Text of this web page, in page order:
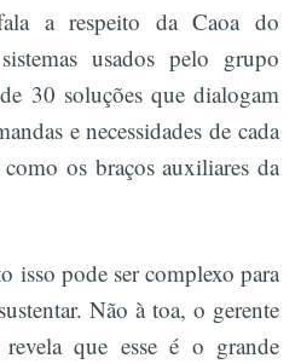
a respeito da Caoa do
usados pelo grupo
30 soluções que dialogam
e necessidades de cada
os braços auxiliares da
isso pode ser complexo para
Não à toa, o gerente
que esse é o grande